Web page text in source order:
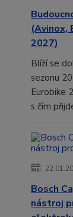
(Avinox,
2027)
Blíží se
sezonu
Eurobike
s čím
Bosch
nástroj